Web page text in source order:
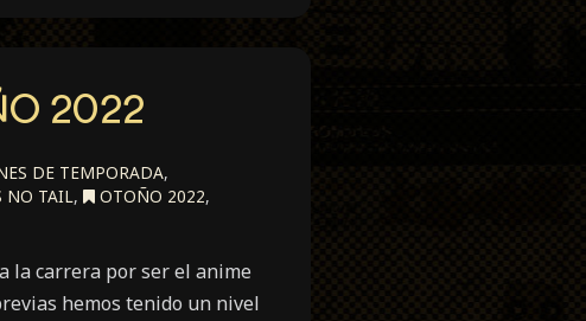
2022
DE TEMPORADA,
NO TAIL, OTOÑO 2022,
la carrera por ser el anime
hemos tenido un nivel